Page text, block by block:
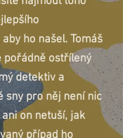
ho našel. Tomáš
pořádně ostřílený
detektiv a
sny pro něj není nic
on netuší, jak
případ ho